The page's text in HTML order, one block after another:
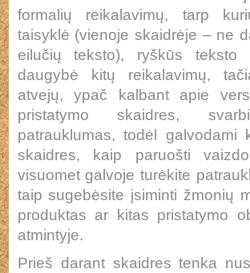
formalių reikalavimų, tarp
taisyklė (vienoje skaidrėje – ne
eilučių teksto), ryškūs teksto
daugybė kitų reikalavimų,
atvejų, ypač kalbant apie
pristatymo skaidres,
patrauklumas, todėl galvodami
skaidres, kaip paruošti
visuomet galvoje turėkite
taip sugebėsite įsiminti žmonių
produktas ar kitas pristatymo
atmintyje.
Prieš darant skaidres tenka